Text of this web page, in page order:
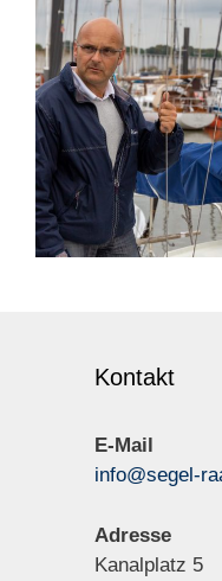
Kontakt
E-Mail
info@segel-
Adresse
Kanalplatz 5